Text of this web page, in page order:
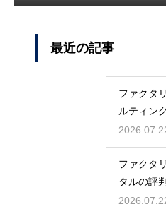
最近の記事
ファクタ
ルティン
態を解説
ファクタ
タルの評
態を徹底解